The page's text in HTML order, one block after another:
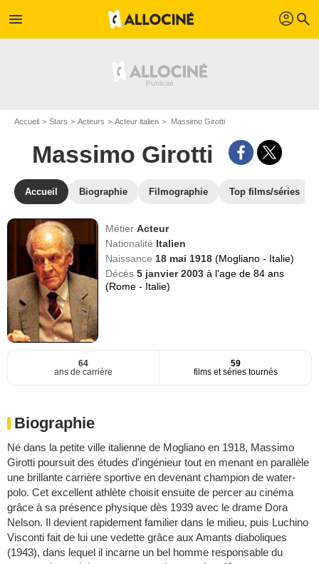
menu profil search
Accueil Stars Acteurs Acteur italien Massimo Girotti
Massimo Girotti
Accueil Biographie Filmographie Top films/séries
MétierActeur
Nationalité Italien
Naissance 18 mai 1918(Mogliano - Italie)
Décès5 janvier 2003à l'age de 84 ans
(Rome - Italie)
64
ans de carrière
59
films et séries tournés
Biographie
Né dans la petite ville italienne de Mogliano en 1918, Massimo
Girotti poursuit des études d'ingénieur tout en menant en parallèle
une brillante carrière sportive en devenant champion de water-
polo. Cet excellent athlète choisit ensuite de percer au cinéma
grâce à sa présence physique dès 1939 avec le drame Dora
Nelson. Il devient rapidement familier dans le milieu, puis Luchino
Visconti fait de lui une vedette grâce aux Amants diaboliques
(1943), dans lequel il incarne un bel homme responsable du